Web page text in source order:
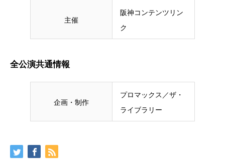
主催
阪神コンテンツリン
ク
全公演共通情報
企画・制作
プロマックス／ザ・
ライブラリー